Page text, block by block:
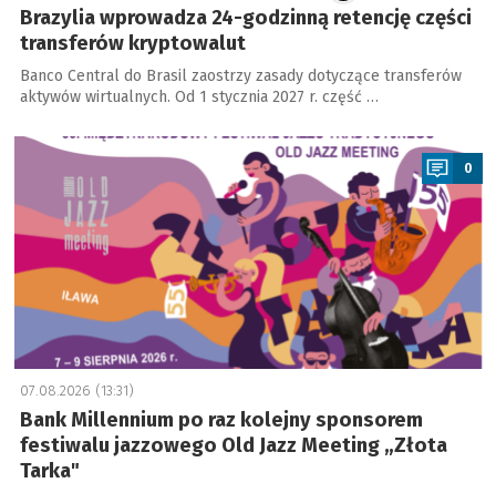
Brazylia wprowadza 24-godzinną retencję części
transferów kryptowalut
Banco Central do Brasil zaostrzy zasady dotyczące transferów
aktywów wirtualnych. Od 1 stycznia 2027 r. część …
a
0
07.08.2026 (13:31)
Bank Millennium po raz kolejny sponsorem
festiwalu jazzowego Old Jazz Meeting „Złota
Tarka"